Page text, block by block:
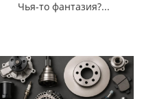
Чья-то фантазия?...